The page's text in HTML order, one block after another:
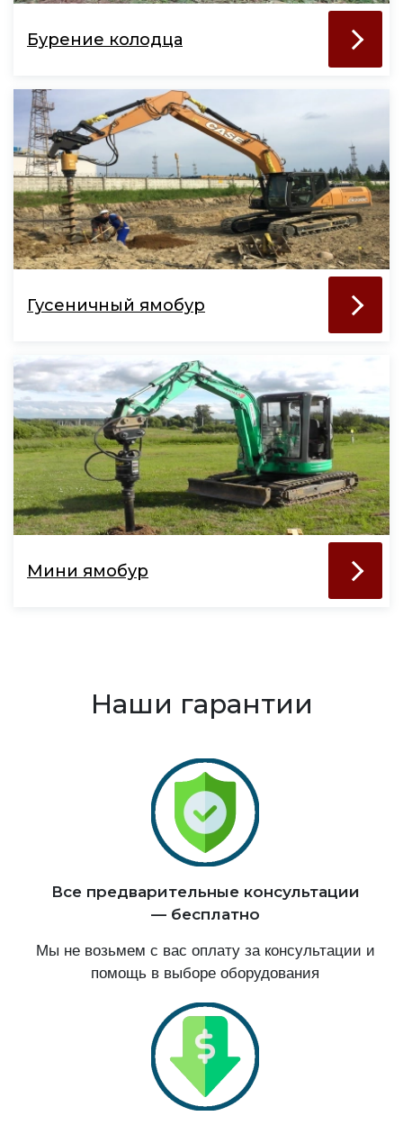
Бурение колодца
Гусеничный ямобур
Мини ямобур
Наши гарантии
Все предварительные консультации
— бесплатно
Мы не возьмем с вас оплату за консультации и
помощь в выборе оборудования